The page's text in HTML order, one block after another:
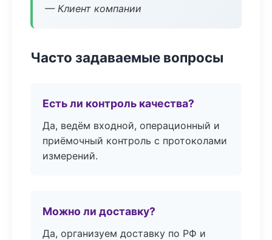
— Клиент компании
Часто задаваемые вопросы
Есть ли контроль качества?
Да, ведём входной, операционный и
приёмочный контроль с протоколами
измерений.
Можно ли доставку?
Да, организуем доставку по РФ и